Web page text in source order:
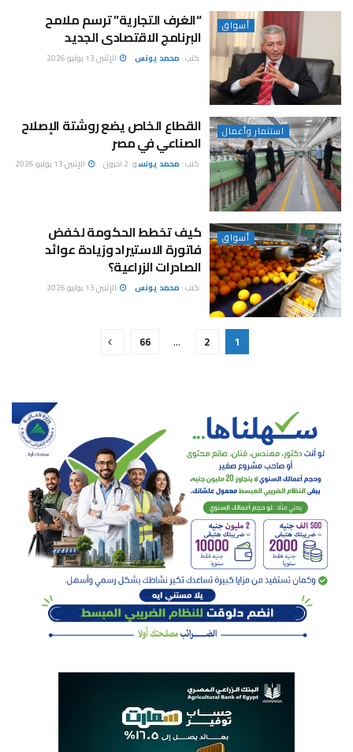
أسواق “الغرف التجارية” ترسم ملامح
البرنامج الاقتصادى الجديد
كتب : محمد يونس الإثنين 13 يوليو 2026
استثمار وأعمال القطاع الخاص يضع روشتة الإصلاح
الصناعي في مصر
كتب : محمد يونسو 2 اخرون الإثنين 13 يوليو 2026
أسواق كيف تخطط الحكومة لخفض
فاتورة الاستيراد وزيادة عوائد
الصادرات الزراعية؟
كتب : محمد يونس الإثنين 13 يوليو 2026
1
2
…
66